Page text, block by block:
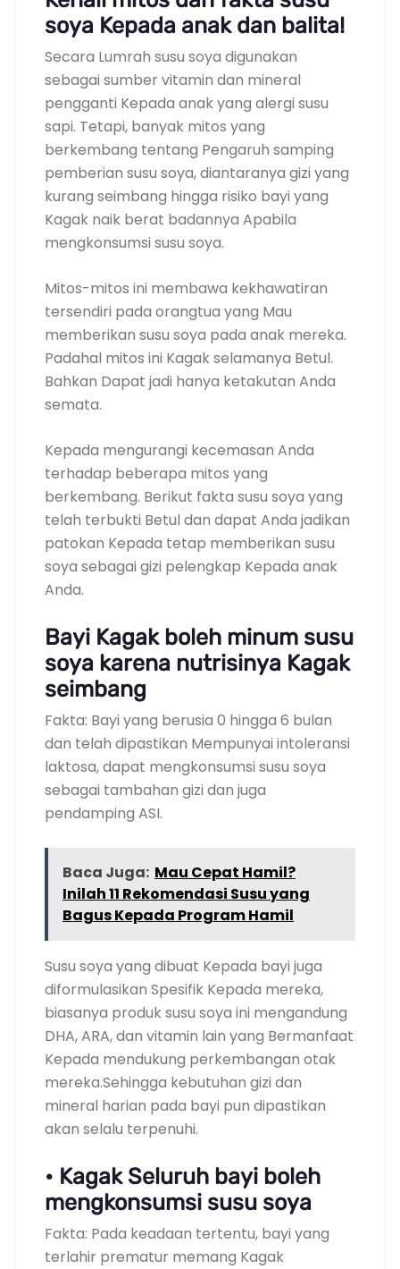
soya Kepada anak dan balita!
Secara Lumrah susu soya digunakan
sebagai sumber vitamin dan mineral
pengganti Kepada anak yang alergi susu
sapi. Tetapi, banyak mitos yang
berkembang tentang Pengaruh samping
pemberian susu soya, diantaranya gizi yang
kurang seimbang hingga risiko bayi yang
Kagak naik berat badannya Apabila
mengkonsumsi susu soya.
Mitos-mitos ini membawa kekhawatiran
tersendiri pada orangtua yang Mau
memberikan susu soya pada anak mereka.
Padahal mitos ini Kagak selamanya Betul.
Bahkan Dapat jadi hanya ketakutan Anda
semata.
Kepada mengurangi kecemasan Anda
terhadap beberapa mitos yang
berkembang. Berikut fakta susu soya yang
telah terbukti Betul dan dapat Anda jadikan
patokan Kepada tetap memberikan susu
soya sebagai gizi pelengkap Kepada anak
Anda.
Bayi Kagak boleh minum susu
soya karena nutrisinya Kagak
seimbang
Fakta: Bayi yang berusia 0 hingga 6 bulan
dan telah dipastikan Mempunyai intoleransi
laktosa, dapat mengkonsumsi susu soya
sebagai tambahan gizi dan juga
pendamping ASI.
Baca Juga: Mau Cepat Hamil?
Inilah 11 Rekomendasi Susu yang
Bagus Kepada Program Hamil
Susu soya yang dibuat Kepada bayi juga
diformulasikan Spesifik Kepada mereka,
biasanya produk susu soya ini mengandung
DHA, ARA, dan vitamin lain yang Bermanfaat
Kepada mendukung perkembangan otak
mereka.Sehingga kebutuhan gizi dan
mineral harian pada bayi pun dipastikan
akan selalu terpenuhi.
• Kagak Seluruh bayi boleh
mengkonsumsi susu soya
Fakta: Pada keadaan tertentu, bayi yang
terlahir prematur memang Kagak